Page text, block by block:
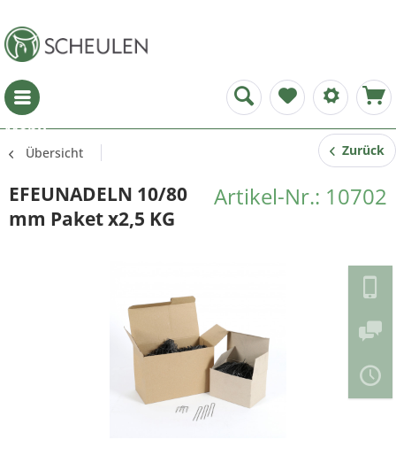
Menü
Übersicht Zurück
Artikel-Nr.: 10702
EFEUNADELN 10/80
mm Paket x2,5 KG